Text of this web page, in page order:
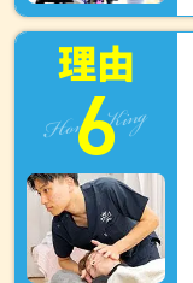
理由
6
Hone King